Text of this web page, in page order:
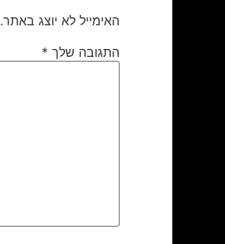
האימייל לא יוצג באתר.
התגובה שלך *